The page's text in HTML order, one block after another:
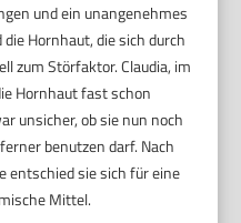
und ein unangenehmes
Hornhaut, die sich durch
zum Störfaktor. Claudia, im
Hornhaut fast schon
unsicher, ob sie nun noch
benutzen darf. Nach
entschied sie sich für eine
Mittel.